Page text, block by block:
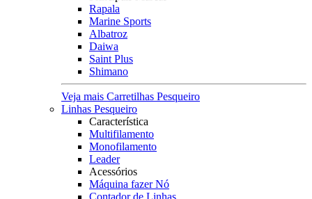
Rapala
Marine Sports
Albatroz
Daiwa
Saint Plus
Shimano
Veja mais Carretilhas Pesqueiro
Linhas Pesqueiro
Característica
Multifilamento
Monofilamento
Leader
Acessórios
Máquina fazer Nó
Contador de Linhas